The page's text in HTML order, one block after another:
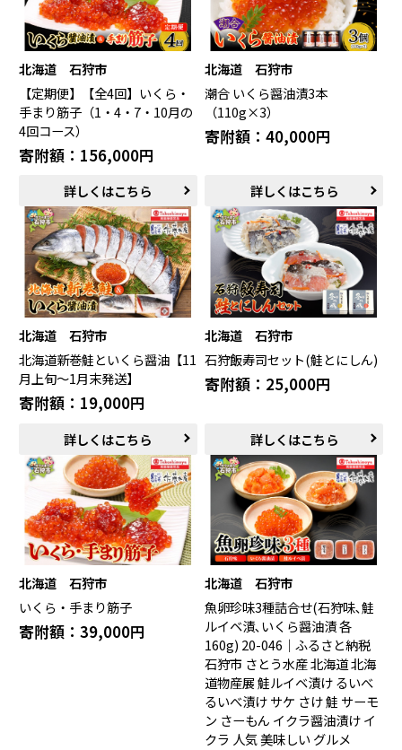
北海道 石狩市
【定期便】【全4回】いくら・
手まり筋子（1・4・7・10月の
4回コース）
寄附額：156,000円
詳しくはこちら
北海道 石狩市
潮合 いくら醤油漬3本
（110g×3）
寄附額：40,000円
詳しくはこちら
北海道 石狩市
北海道新巻鮭といくら醤油【11
月上旬～1月末発送】
寄附額：19,000円
詳しくはこちら
北海道 石狩市
石狩飯寿司セット(鮭とにしん)
寄附額：25,000円
詳しくはこちら
北海道 石狩市
いくら・手まり筋子
寄附額：39,000円
北海道 石狩市
魚卵珍味3種詰合せ(石狩味､鮭
ルイベ漬､いくら醤油漬 各
160g) 20-046｜ふるさと納税
石狩市 さとう水産 北海道 北海
道物産展 鮭ルイベ漬け るいべ
るいべ漬け サケ さけ 鮭 サーモ
ン さーもん イクラ醤油漬け イ
クラ 人気 美味しい グルメ